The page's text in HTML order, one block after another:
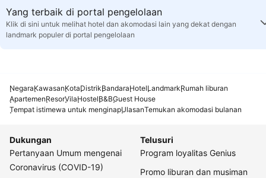
Yang terbaik di portal pengelolaan
Klik di sini untuk melihat hotel dan akomodasi lain yang dekat dengan
landmark populer di portal pengelolaan
NegaraKawasanKotaDistrikBandaraHotelLandmarkRumah liburan
ApartemenResorVilaHostelB&BGuest House
Tempat istimewa untuk menginapUlasanTemukan akomodasi bulanan
Dukungan
Pertanyaan Umum mengenai
Coronavirus (COVID-19)
Telusuri
Program loyalitas Genius
Promo liburan dan musiman